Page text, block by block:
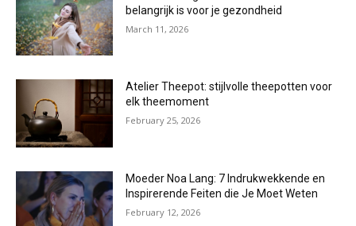
belangrijk is voor je gezondheid
March 11, 2026
Atelier Theepot: stijlvolle theepotten voor
elk theemoment
February 25, 2026
Moeder Noa Lang: 7 Indrukwekkende en
Inspirerende Feiten die Je Moet Weten
February 12, 2026